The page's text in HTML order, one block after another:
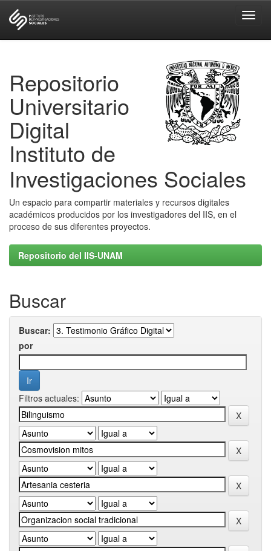
Repositorio
Universitario
Digital
Instituto de
Investigaciones Sociales
Un espacio para compartir materiales y recursos digitales
académicos producidos por los investigadores del IIS, en el
proceso de sus diferentes proyectos.
Repositorio del IIS-UNAM
Buscar
Buscar:
por
Filtros actuales: